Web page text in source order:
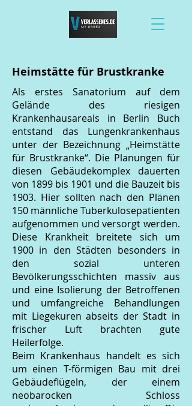
Heimstätte für Brustkranke
Als erstes Sanatorium auf dem
Gelände des riesigen
Krankenhausareals in Berlin Buch
entstand das Lungenkrankenhaus
unter der Bezeichnung „Heimstätte
für Brustkranke“. Die Planungen für
diesen Gebäudekomplex dauerten
von 1899 bis 1901 und die Bauzeit bis
1903. Hier sollten nach den Plänen
150 männliche Tuberkulosepatienten
aufgenommen und versorgt werden.
Diese Krankheit breitete sich um
1900 in den Städten besonders in
den sozial unteren
Bevölkerungsschichten massiv aus
und eine Isolierung der Betroffenen
und umfangreiche Behandlungen
mit Liegekuren abseits der Stadt in
frischer Luft brachten gute
Heilerfolge.
Beim Krankenhaus handelt es sich
um einen T-förmigen Bau mit drei
Gebäudeflügeln, der einem
neobarocken Schloss